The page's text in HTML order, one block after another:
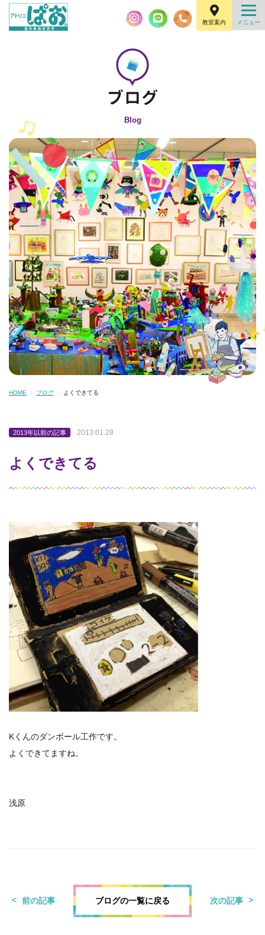
教室案内
Blog
HOME ブログ よくできてる
2013年以前の記事 2013.01.28
よくできてる
Kくんのダンボール工作です。
よくできてますね。
浅原
前の記事 ブログの一覧に戻る 次の記事